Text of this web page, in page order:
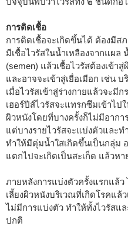
การติดเชื้อ
การติดเชื้อจะเกิดขึ้นได้ ต้องมีส
มีเชื้อไวรัสในน้ำเหลืองจากแผล
(semen) แล้วเชื้อไวรัสต้องเข้า
และอาจจะเข้าสู่เยื่อเมือก เช่น
เมื่อไวรัสเข้าสู่ร่างกายแล้วจะมี
เฮอร์ปีส์ไวรัสจะแทรกซึมเข้าไป
ผิวหนังโดยที่บางครั้งก็ไม่มีอากา
แต่บางรายไวรัสจะแบ่งตัวและท
ทำให้มีตุ่มน้ำใสเกิดขึ้นเป็นกลุ่ม
แตกไปจะเกิดเป็นสะเก็ด แล้วห
ภายหลังการแบ่งตัวครั้งแรกแล้ว
เลี้ยงผิวหนังบริเวณที่เกิดโรคแ
ไม่มีการแบ่งตัว ทำให้ทั้งไวรัสแ
ปกติ